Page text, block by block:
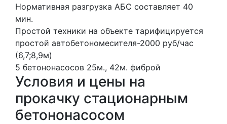
Нормативная разгрузка АБС составляет 40
мин.
Простой техники на объекте тарифицируется
простой автобетономесителя-2000 руб/час
(6,7;8,9м)
5 бетононасосов 25м., 42м. фиброй
Условия и цены на
прокачку стационарным
бетононасосом